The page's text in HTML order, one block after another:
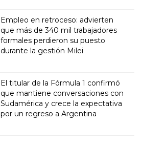
Empleo en retroceso: advierten
que más de 340 mil trabajadores
formales perdieron su puesto
durante la gestión Milei
El titular de la Fórmula 1 confirmó
que mantiene conversaciones con
Sudamérica y crece la expectativa
por un regreso a Argentina